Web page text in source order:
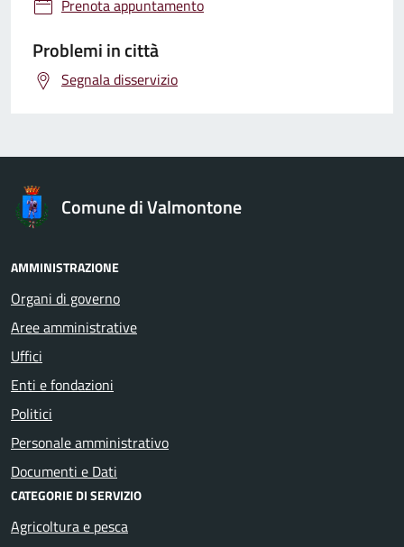
Prenota appuntamento
Problemi in città
Segnala disservizio
Comune di Valmontone
AMMINISTRAZIONE
Organi di governo
Aree amministrative
Uffici
Enti e fondazioni
Politici
Personale amministrativo
Documenti e Dati
CATEGORIE DI SERVIZIO
Agricoltura e pesca